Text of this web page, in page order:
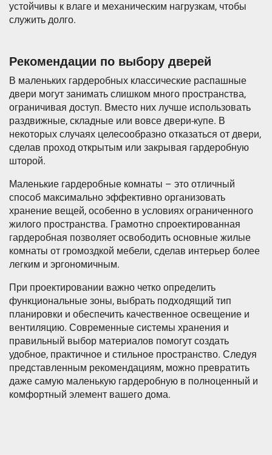
устойчивы к влаге и механическим нагрузкам, чтобы
служить долго.
Рекомендации по выбору дверей
В маленьких гардеробных классические распашные
двери могут занимать слишком много пространства,
ограничивая доступ. Вместо них лучше использовать
раздвижные, складные или вовсе двери-купе. В
некоторых случаях целесообразно отказаться от двери,
сделав проход открытым или закрывая гардеробную
шторой.
Маленькие гардеробные комнаты – это отличный
способ максимально эффективно организовать
хранение вещей, особенно в условиях ограниченного
жилого пространства. Грамотно спроектированная
гардеробная позволяет освободить основные жилые
комнаты от громоздкой мебели, сделав интерьер более
легким и эргономичным.
При проектировании важно четко определить
функциональные зоны, выбрать подходящий тип
планировки и обеспечить качественное освещение и
вентиляцию. Современные системы хранения и
правильный выбор материалов помогут создать
удобное, практичное и стильное пространство. Следуя
представленным рекомендациям, можно превратить
даже самую маленькую гардеробную в полноценный и
комфортный элемент вашего дома.